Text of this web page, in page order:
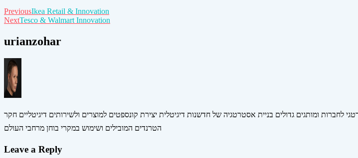
Post
navigation
PreviousIkea Retail & Innovation
NextTesco & Walmart Innovation
urianzohar
לחברות ומותגים גדולים בניית אסטרטגיה של חדשנות דיגיטלית יצירת קונספטים למוצרים ולשירותים דיגיטליים חקר
הטרנדים המובילים ושימוש במקרי בוחן מרחבי העולם
Leave a Reply